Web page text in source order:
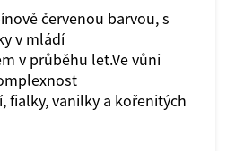
červenou barvou, s
v mládí
v průběhu let.Ve vůni
fialky, vanilky a kořenitých